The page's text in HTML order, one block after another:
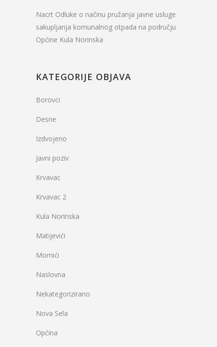
Nacrt Odluke o načinu pružanja javne usluge
sakupljanja komunalnog otpada na području
Općine Kula Norinska
KATEGORIJE OBJAVA
Borovci
Desne
Izdvojeno
Javni poziv
Krvavac
Krvavac 2
Kula Norinska
Matijevići
Momići
Naslovna
Nekategorizirano
Nova Sela
Općina